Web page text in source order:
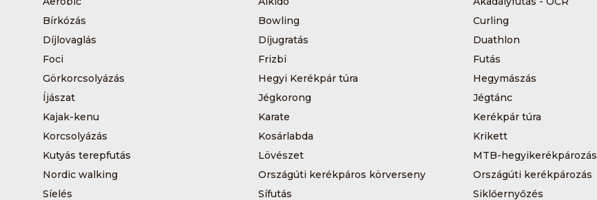
Bírkózás
Bowling Curling
Díjlovaglás
Díjugratás Duathlon
Foci
Frizbi Futás
Görkorcsolyázás
Hegyi Kerékpár túra Hegymászás
Íjászat
Jégkorong Jégtánc
Kajak-kenu
Karate Kerékpár túra
Korcsolyázás
Kosárlabda Krikett
Kutyás terepfutás
Lövészet MTB-hegyikerékpározás
Nordic walking
Országúti kerékpáros körverseny Országúti kerékpározás
Síelés
Sífutás Siklőernyőzés